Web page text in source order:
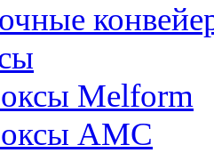
Melform
AMC